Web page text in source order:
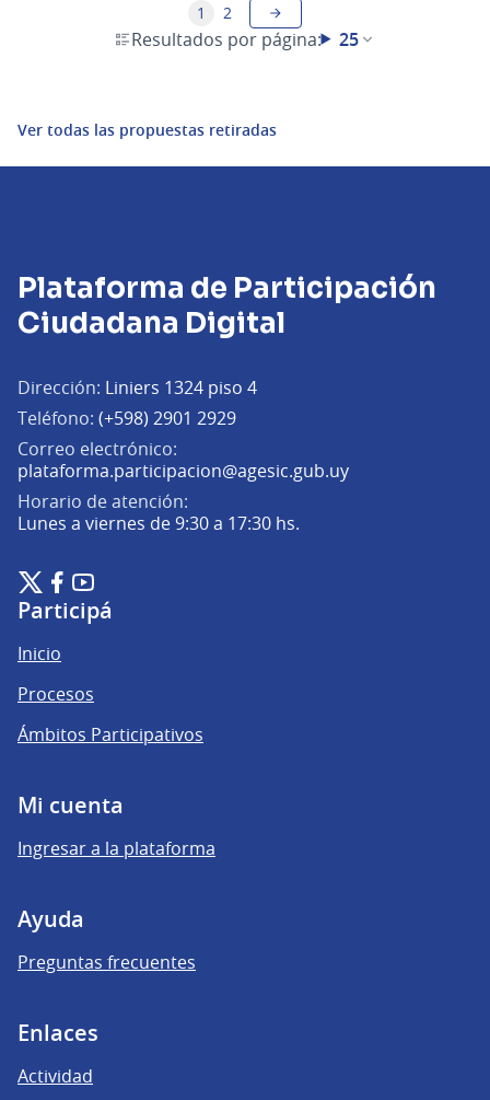
Resultados por página: 25
1 2
Ver todas las propuestas retiradas
Plataforma de Participación
Ciudadana Digital
Dirección: Liniers 1324 piso 4
Teléfono: (+598) 2901 2929
Correo electrónico:
plataforma.participacion@agesic.gub.uy(Abrir en una
Horario de atención:
Lunes a viernes de 9:30 a 17:30 hs.
Plataforma de Participación Ciudadana Digital en X
(Enlace externo)
Plataforma de Participación Ciudadana Digital en Facebook
(Enlace externo)
Plataforma de Participación Ciudadana Digital en
(Enlace externo)
Participá
Inicio
Procesos
Ámbitos Participativos
Mi cuenta
Ingresar a la plataforma
Ayuda
Preguntas frecuentes
Enlaces
Actividad